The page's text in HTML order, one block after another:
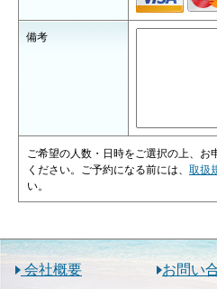
備考
ご希望の人数・日時をご選択の上、お
ください。ご予約になる前には、 取扱
い。
会社概要
お問い